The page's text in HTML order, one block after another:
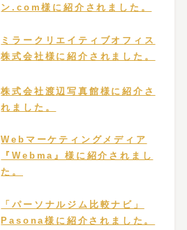
ン.com様に紹介されました。
ミラークリエイティブオフィス
株式会社様に紹介されました。
株式会社渡辺写真館様に紹介さ
れました。
Webマーケティングメディア
『Webma』様に紹介されまし
た。
「パーソナルジム比較ナビ」
Pasona様に紹介されました。